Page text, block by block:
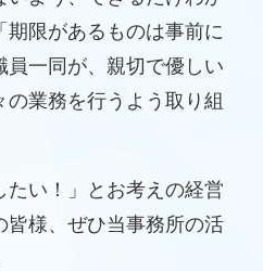
期限があるものは事前に
員一同が、親切で優しい
の業務を行うよう取り組
たい！」とお考えの経営
皆様、ぜひ当事務所の活